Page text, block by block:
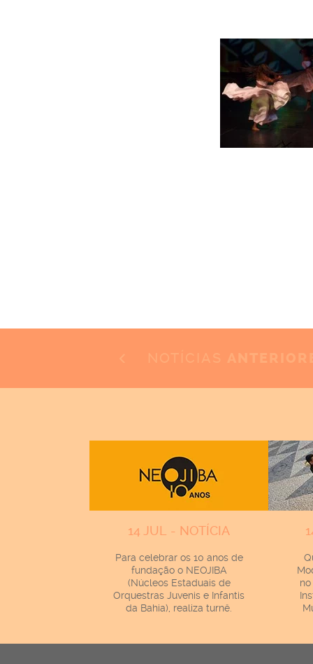
14 JUL - NOTÍCIA
Para celebrar os 10 anos de
fundação o NEOJIBA
(Núcleos Estaduais de
Orquestras Juvenis e Infantis
da Bahia), realiza turnê.